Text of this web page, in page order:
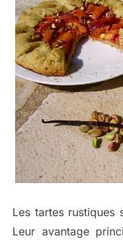
Les tartes rustiques
Leur avantage